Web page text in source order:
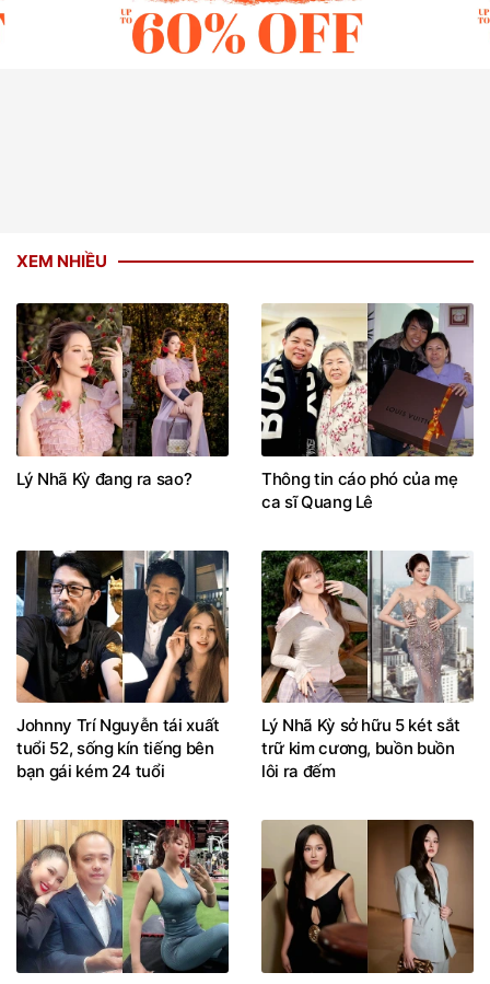
XEM NHIỀU
Lý Nhã Kỳ đang ra sao?
Thông tin cáo phó của mẹ
ca sĩ Quang Lê
Johnny Trí Nguyễn tái xuất
tuổi 52, sống kín tiếng bên
bạn gái kém 24 tuổi
Lý Nhã Kỳ sở hữu 5 két sắt
trữ kim cương, buồn buồn
lôi ra đếm